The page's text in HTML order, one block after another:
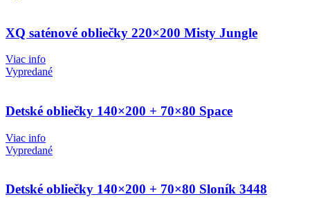
XQ saténové obliečky 220×200 Misty Jungle
Viac info
Vypredané
Detské obliečky 140×200 + 70×80 Space
Viac info
Vypredané
Detské obliečky 140×200 + 70×80 Sloník 3448